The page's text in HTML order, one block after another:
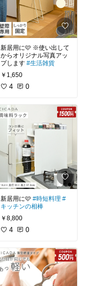
新居用に🩷 ※使い出して
からオリジナル写真アッ
プします #生活雑貨
￥1,650
4 0
新居用に🩷 #時短料理 #
キッチンの相棒
￥8,800
4 0